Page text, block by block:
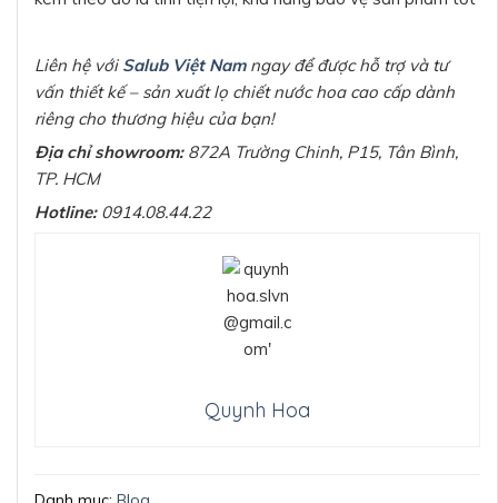
Liên hệ với Salub Việt Namngay để được hỗ trợ và tư
vấn thiết kế – sản xuất lọ chiết nước hoa cao cấp dành
riêng cho thương hiệu của bạn!
Địa chỉ showroom: 872A Trường Chinh, P15, Tân Bình,
TP. HCM
Hotline:0914.08.44.22
Quynh Hoa